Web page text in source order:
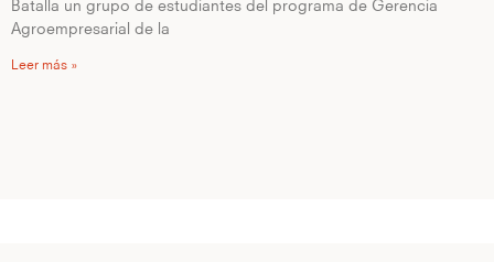
Batalla un grupo de estudiantes del programa de Gerencia
Agroempresarial de la
Leer más »